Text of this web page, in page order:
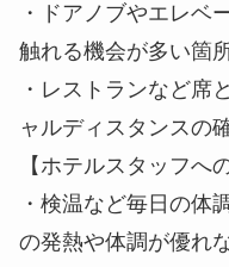
・ドアノブやエレベ
触れる機会が多い箇
・レストランなど席
ャルディスタンス
【ホテルスタッフへ
・検温など毎日の体
の発熱や体調が優れ